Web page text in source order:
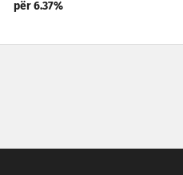
për 6.37%